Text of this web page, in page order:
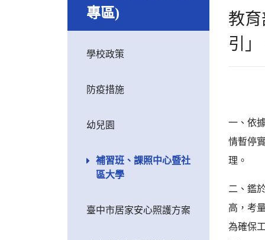
專區)
學校政策
防疫措施
幼兒園
補習班、課照中心暨社
區大學
臺中市居家安心照護方案
教
引
一、依
情暫停
理。
二、鑑
高，考
為確保